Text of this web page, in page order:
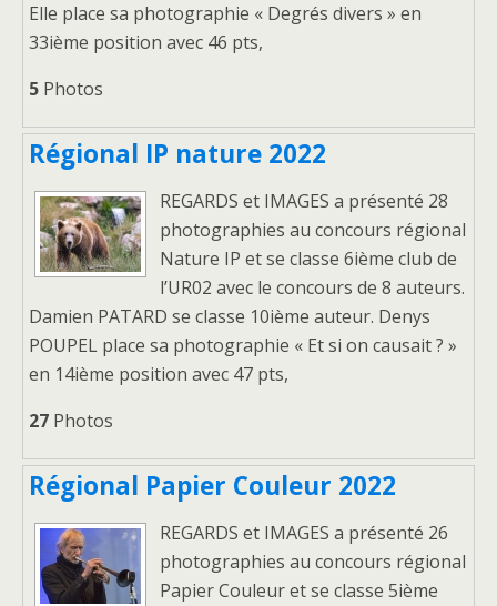
Elle place sa photographie « Degrés divers » en
33ième position avec 46 pts,
5 Photos
Régional IP nature 2022
REGARDS et IMAGES a présenté 28
photographies au concours régional
Nature IP et se classe 6ième club de
l’UR02 avec le concours de 8 auteurs.
Damien PATARD se classe 10ième auteur. Denys
POUPEL place sa photographie « Et si on causait ? »
en 14ième position avec 47 pts,
27 Photos
Régional Papier Couleur 2022
REGARDS et IMAGES a présenté 26
photographies au concours régional
Papier Couleur et se classe 5ième